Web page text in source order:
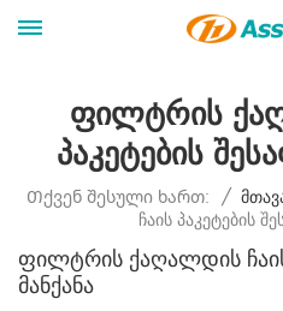
Ფილტრის
Პაკეტების
Თქვენ Შესული Ხართ: /
Ჩაის Პაკეტების
Ფილტრის Ქაღალდის
Მანქანა